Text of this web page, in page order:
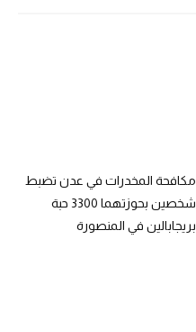
مكافحة المخدرات في عدن تضبط
شخصين بحوزتهما 3300 حبة
بريجابالين في المنصورة